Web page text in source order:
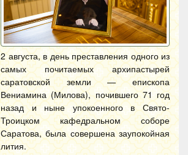
2 августа, в день преставления одного из
самых почитаемых архипастырей
саратовской земли — епископа
Вениамина (Милова), почившего 71 год
назад и ныне упокоенного в Свято-
Троицком кафедральном соборе
Саратова, была совершена заупокойная
лития.